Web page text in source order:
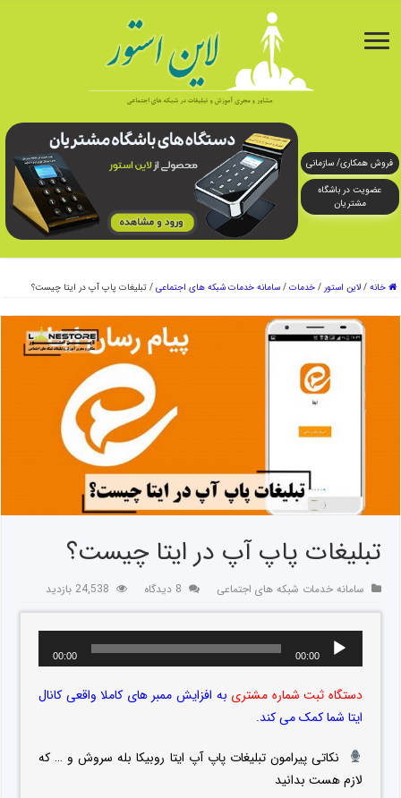
فروش همکاری/ سازمانی
عضویت در باشگاه
مشتریان
خانه / لاین استور / خدمات / سامانه خدمات شبکه های اجتماعی / تبلیغات پاپ آپ در ایتا چیست؟
تبلیغات پاپ آپ در ایتا چیست؟
سامانه خدمات شبکه های اجتماعی 8 دیدگاه 24,538 بازدید
00:00
00:00
دستگاه ثبت شماره مشتری به افزایش ممبر های کاملا واقعی کانال
ایتا شما کمک می کند.
نکاتی پیرامون تبلیغات پاپ آپ ایتا روبیکا بله سروش و … که
لازم هست بدانید